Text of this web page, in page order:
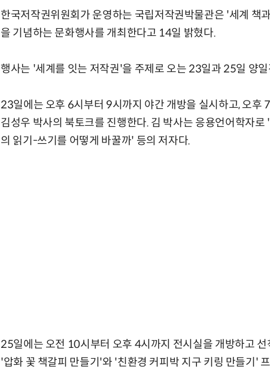
한국저작권위원회가 운영하는 국립저작권박물관은 '세계 책
을 기념하는 문화행사를 개최한다고 14일 밝혔다.
행사는 '세계를 잇는 저작권'을 주제로 오는 23일과 25일 양일
23일에는 오후 6시부터 9시까지 야간 개방을 실시하고, 오후
김성우 박사의 북토크를 진행한다. 김 박사는 응용언어학자
의 읽기-쓰기를 어떻게 바꿀까' 등의 저자다.
25일에는 오전 10시부터 오후 4시까지 전시실을 개방하고
'압화 꽃 책갈피 만들기'와 '친환경 커피박 지구 키링 만들기'